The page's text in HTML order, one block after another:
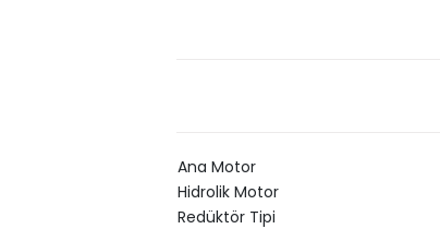
Ana Motor
Hidrolik Motor
Redüktör Tipi